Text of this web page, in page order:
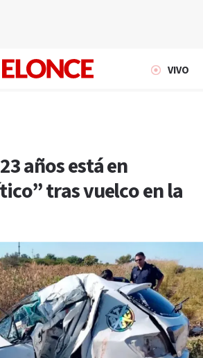
VIVO
años está en
tras vuelco en la